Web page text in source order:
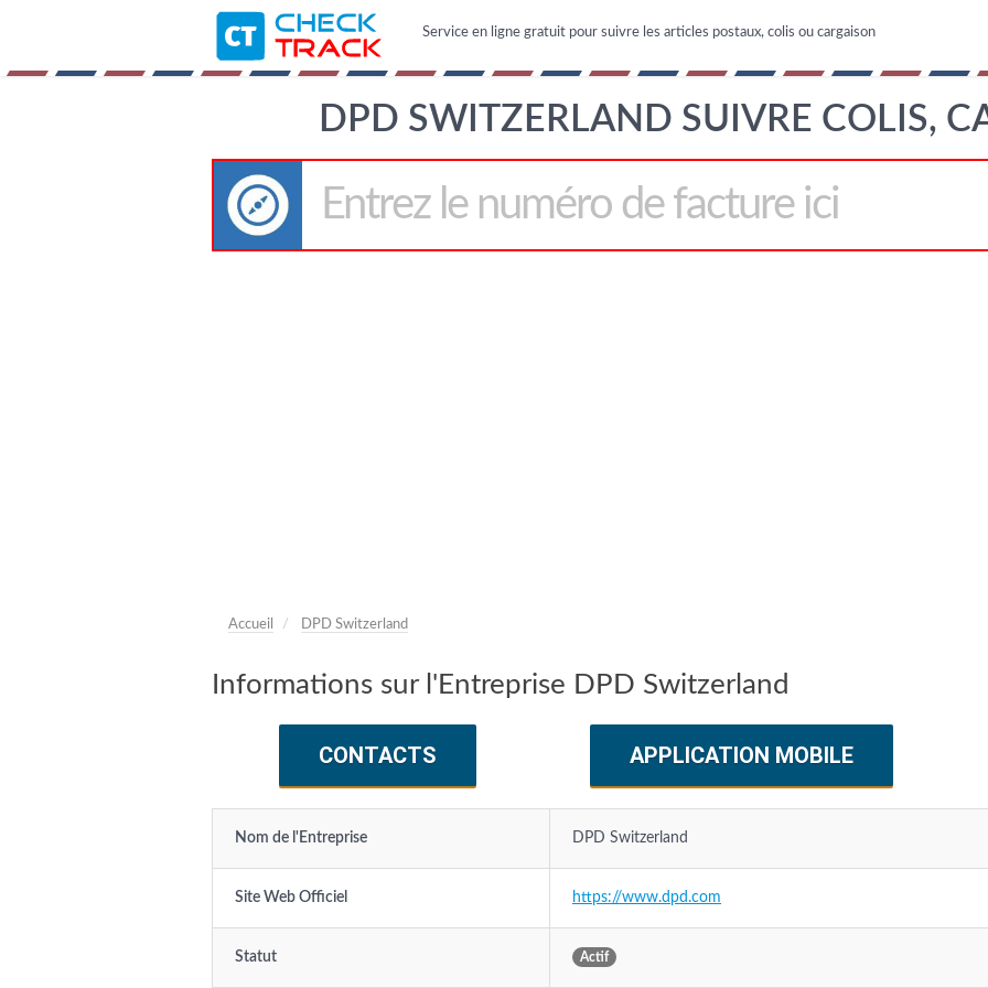
Service en ligne gratuit pour suivre les articles postaux, colis ou cargaison
DPD SWITZERLAND SUIVRE COLIS,
Accueil DPD Switzerland
Informations sur l'Entreprise DPD Switzerland
CONTACTS APPLICATION MOBILE
Nom de l'Entreprise DPD Switzerland
Site Web Officiel https://www.dpd.com
Statut Actif